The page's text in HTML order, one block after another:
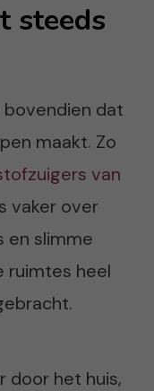
steeds
dat
maakt. Zo
van
vaker over
en slimme
ruimtes heel
door het huis,